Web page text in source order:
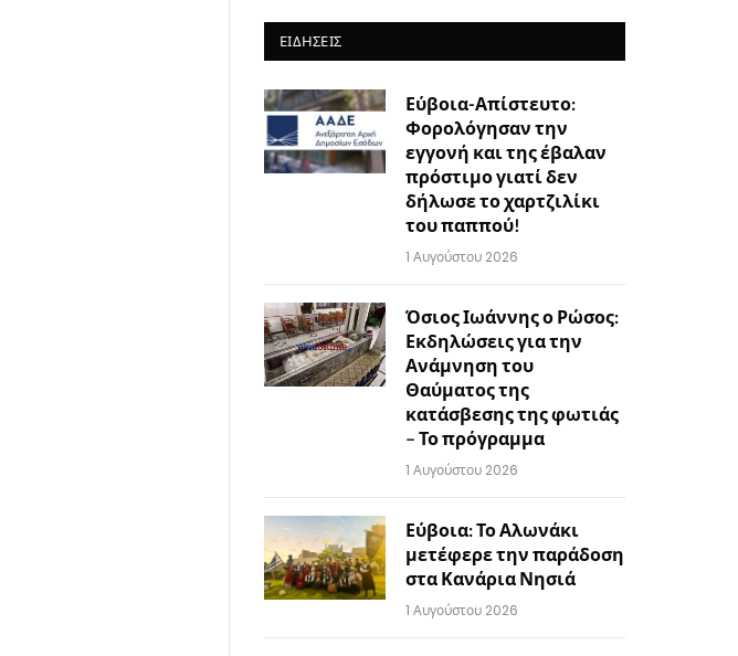
ΕΙΔΉΣΕΙΣ
Εύβοια-Απίστευτο:
Φορολόγησαν την
εγγονή και της έβαλαν
πρόστιμο γιατί δεν
δήλωσε το χαρτζιλίκι
του παππού!
1 Αυγούστου 2026
Όσιος Ιωάννης ο Ρώσος:
Εκδηλώσεις για την
Ανάμνηση του
Θαύματος της
κατάσβεσης της φωτιάς
– Το πρόγραμμα
1 Αυγούστου 2026
Εύβοια: Το Αλωνάκι
μετέφερε την παράδοση
στα Κανάρια Νησιά
1 Αυγούστου 2026